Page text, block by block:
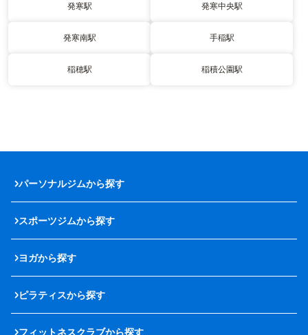
発寒駅 発寒中央駅
発寒南駅 手稲駅
稲穂駅 稲積公園駅
パーソナルジムから探す
スポーツジムから探す
ヨガから探す
ピラティスから探す
フィットネスクラブから探す